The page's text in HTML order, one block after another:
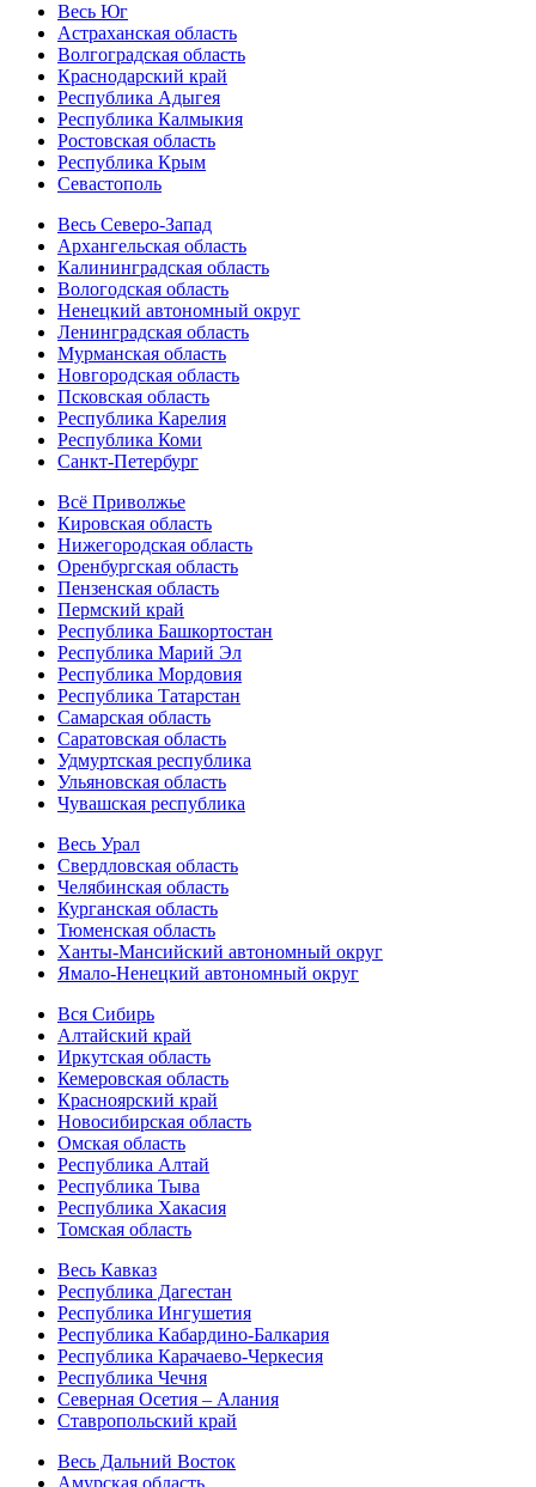
Весь Юг
Астраханская область
Волгоградская область
Краснодарский край
Республика Адыгея
Республика Калмыкия
Ростовская область
Республика Крым
Севастополь
Весь Северо-Запад
Архангельская область
Калининградская область
Вологодская область
Ненецкий автономный округ
Ленинградская область
Мурманская область
Новгородская область
Псковская область
Республика Карелия
Республика Коми
Санкт-Петербург
Всё Приволжье
Кировская область
Нижегородская область
Оренбургская область
Пензенская область
Пермский край
Республика Башкортостан
Республика Марий Эл
Республика Мордовия
Республика Татарстан
Самарская область
Саратовская область
Удмуртская республика
Ульяновская область
Чувашская республика
Весь Урал
Свердловская область
Челябинская область
Курганская область
Тюменская область
Ханты-Мансийский автономный округ
Ямало-Ненецкий автономный округ
Вся Сибирь
Алтайский край
Иркутская область
Кемеровская область
Красноярский край
Новосибирская область
Омская область
Республика Алтай
Республика Тыва
Республика Хакасия
Томская область
Весь Кавказ
Республика Дагестан
Республика Ингушетия
Республика Кабардино-Балкария
Республика Карачаево-Черкесия
Республика Чечня
Северная Осетия – Алания
Ставропольский край
Весь Дальний Восток
Амурская область